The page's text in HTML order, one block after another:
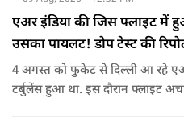
एअर इंडिया की जिस फ्लाइट में
उसका पायलट! डोप टेस्ट की
4 अगस्त को फुकेट से दिल्ली आ रहे
टर्बुलेंस हुआ था. इस दौरान फ्लाइट